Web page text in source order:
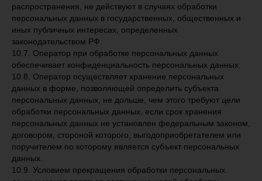
распространения, не действуют в случаях обработки
персональных данных в государственных, общественных и
иных публичных интересах, определенных
законодательством РФ.
10.7. Оператор при обработке персональных данных
обеспечивает конфиденциальность персональных данных.
10.8. Оператор осуществляет хранение персональных
данных в форме, позволяющей определить субъекта
персональных данных, не дольше, чем этого требуют цели
обработки персональных данных, если срок хранения
персональных данных не установлен федеральным законом,
договором, стороной которого, выгодоприобретателем или
поручителем по которому является субъект персональных
данных.
10.9. Условием прекращения обработки персональных